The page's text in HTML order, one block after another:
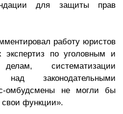
для защиты прав
работу юристов
по уголовным и
систематизации
законодательными
омбудсмены не могли бы
свои функции».